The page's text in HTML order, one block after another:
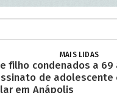
MAIS LIDAS
filho condenados a 69
de adolescente
em Anápolis